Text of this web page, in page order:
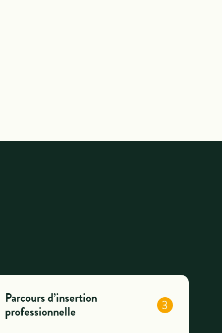
Parcours d’insertion
professionnelle
3